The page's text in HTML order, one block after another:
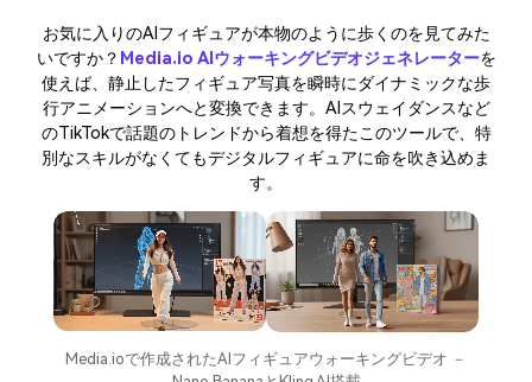
お気に入りのAIフィギュアが本物のように歩くのを見てみた
いですか？ Media.io AIウォーキングビデオジェネレーターを
使えば、静止したフィギュア写真を瞬時にダイナミックな歩
行アニメーションへと変換できます。AIスウェイダンスなど
のTikTokで話題のトレンドから着想を得たこのツールで、特
別なスキルがなくてもデジタルフィギュアに命を吹き込めま
す。
Media.ioで作成されたAIフィギュアウォーキングビデオ －